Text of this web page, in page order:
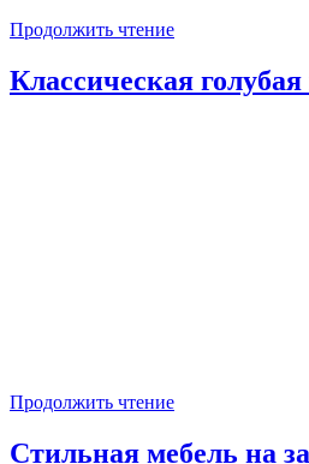
Продолжить чтение
Классическая
Продолжить чтение
Стильная мебель на